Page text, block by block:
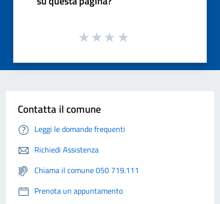
Contatta il comune
Leggi le domande frequenti
Richiedi Assistenza
Chiama il comune 050 719.111
Prenota un appuntamento